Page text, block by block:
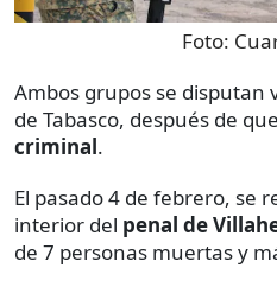
Foto:
Ambos grupos se
de Tabasco, después de
criminal.
El pasado 4 de febrero, se
interior del penal de
de 7 personas muertas y